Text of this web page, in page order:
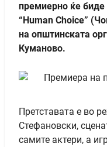
премиерно ќе биде
“Human Choice”
на општинската
Куманово.
Претставата е во
Стефановски,
самите актери, а